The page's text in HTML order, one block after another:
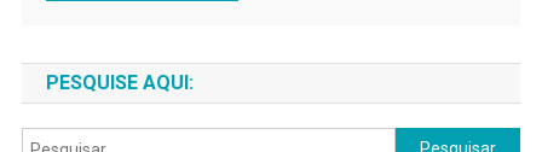
PESQUISE AQUI:
Pesquisar